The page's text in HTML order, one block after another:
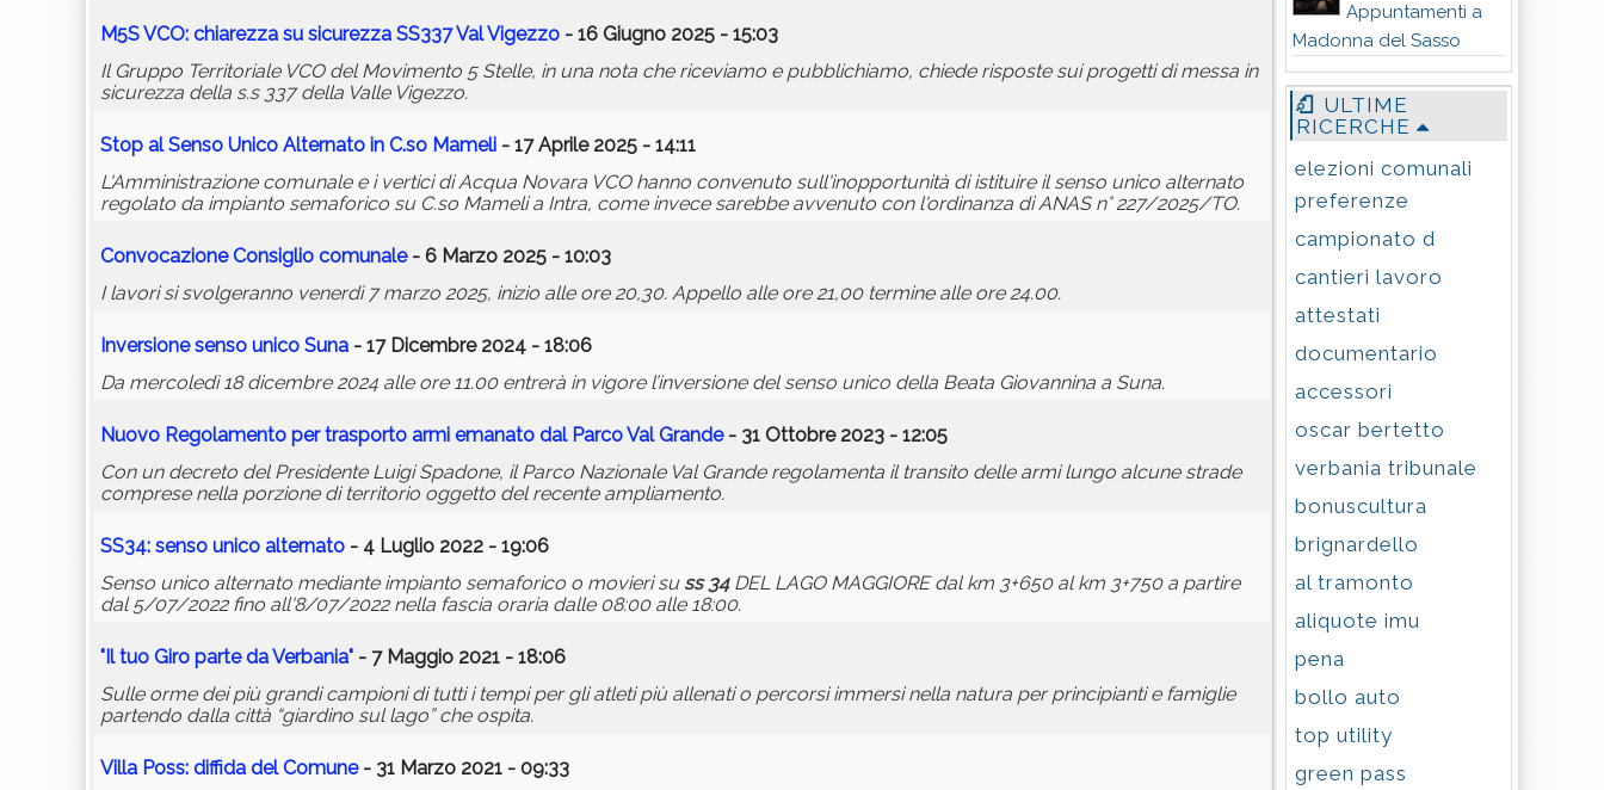
M5S VCO: chiarezza su sicurezza SS337 Val Vigezzo - 16 Giugno 2025 - 15:03
Il Gruppo Territoriale VCO del Movimento 5 Stelle, in una nota che riceviamo e pubblichiamo, chiede risposte sui progetti di messa in
sicurezza della s.s 337 della Valle Vigezzo.
Stop al Senso Unico Alternato in C.so Mameli - 17 Aprile 2025 - 14:11
L'Amministrazione comunale e i vertici di Acqua Novara VCO hanno convenuto sull'inopportunità di istituire il senso unico alternato
regolato da impianto semaforico su C.so Mameli a Intra, come invece sarebbe avvenuto con l'ordinanza di ANAS n° 227/2025/TO.
Convocazione Consiglio comunale- 6 Marzo 2025 - 10:03
I lavori si svolgeranno venerdì 7 marzo 2025, inizio alle ore 20,30. Appello alle ore 21,00 termine alle ore 24.00.
Inversione senso unico Suna - 17 Dicembre 2024 - 18:06
Da mercoledì 18 dicembre 2024 alle ore 11.00 entrerà in vigore l’inversione del senso unico della Beata Giovannina a Suna.
Nuovo Regolamento per trasporto armi emanato dal Parco Val Grande- 31 Ottobre 2023 - 12:05
Con un decreto del Presidente Luigi Spadone, il Parco Nazionale Val Grande regolamenta il transito delle armi lungo alcune strade
comprese nella porzione di territorio oggetto del recente ampliamento.
SS34: senso unico alternato - 4 Luglio 2022 - 19:06
Senso unico alternato mediante impianto semaforico o movieri su ss 34DEL LAGO MAGGIORE dal km 3+650 al km 3+750 a partire
dal 5/07/2022 fino all'8/07/2022 nella fascia oraria dalle 08:00 alle 18:00.
"Il tuo Giro parte da Verbania" - 7 Maggio 2021 - 18:06
Sulle orme dei più grandi campioni di tutti i tempi per gli atleti più allenati o percorsi immersi nella natura per principianti e famiglie
partendo dalla città “giardino sul lago” che ospita.
Villa Poss: diffida del Comune- 31 Marzo 2021 - 09:33
Appuntamenti a
Madonna del Sasso
ULTIME
RICERCHE
elezioni comunali
preferenze
campionato d
cantieri lavoro
attestati
documentario
accessori
oscar bertetto
verbania tribunale
bonuscultura
brignardello
al tramonto
aliquote imu
pena
bollo auto
top utility
green pass